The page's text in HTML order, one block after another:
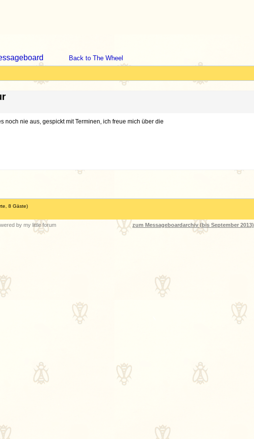
Back to The Wheel
noch nie aus, gespickt mit Terminen, ich freue mich über die
8 Gäste)
by my little forum zum Messageboardarchiv (bis September 2013)